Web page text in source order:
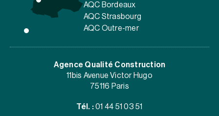
AQC Bordeaux
AQC Strasbourg
AQC Outre-mer
Agence Qualité Construction
11bis Avenue Victor Hugo
75116 Paris
Tél. : 01 44 51 03 51